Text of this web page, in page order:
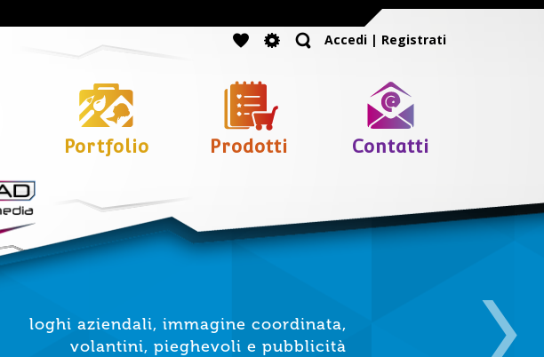
Accedi | Registrati
Portfolio Prodotti Contatti
loghi aziendali, immagine coordinata,
volantini, pieghevoli e pubblicità